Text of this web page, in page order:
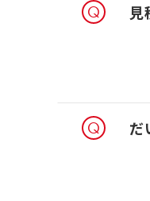
見
だ